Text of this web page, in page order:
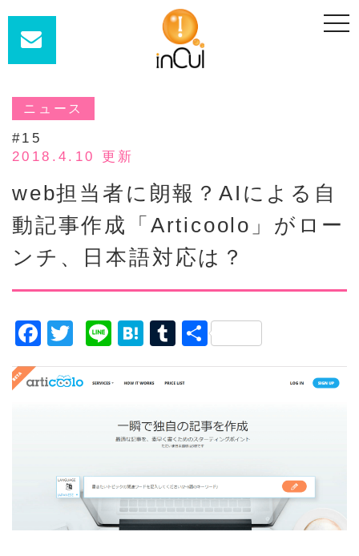
t
o
ニュース
#15
2018.4.10 更新
web担当者に朗報？AIによる自
動記事作成「Articoolo」がロー
ンチ、日本語対応は？
F
a
c
T
w
it
Li
n
e
H
a
t
n
T
u
m
r
共
有